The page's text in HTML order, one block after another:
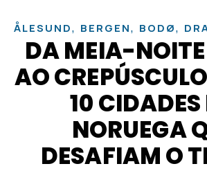
ÅLESUND, BERGEN, BODØ,
DA MEIA-
AO
10
NORUEGA
DESAFIAM O